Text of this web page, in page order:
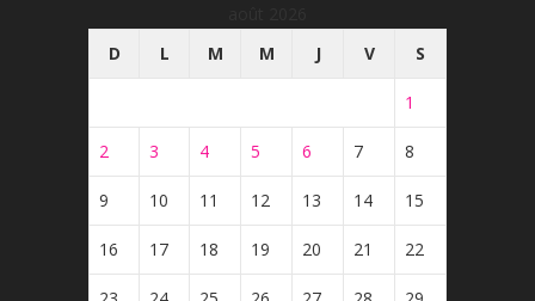
D
L M M J V S
1
2 3 4 5 6 7 8
9 10 11 12 13 14 15
16 17 18 19 20 21 22